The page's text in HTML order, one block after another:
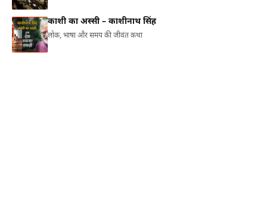
काशी का अस्सी – काशीनाथ सिंह
लोक, भाषा और समय की जीवंत कथा